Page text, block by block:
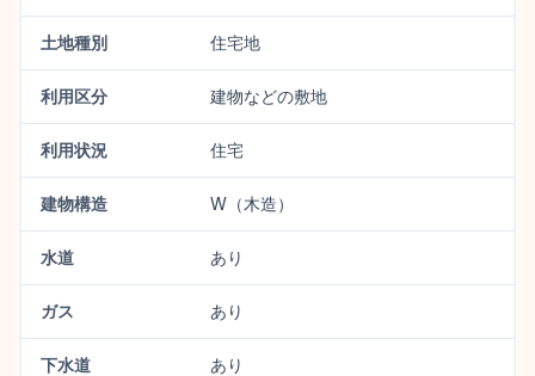
土地種別 住宅地
利用区分 建物などの敷地
利用状況 住宅
建物構造 W（木造）
水道 あり
ガス あり
下水道 あり